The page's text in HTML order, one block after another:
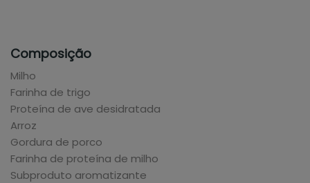
Composição
Milho
Farinha de trigo
Proteína de ave desidratada
Arroz
Gordura de porco
Farinha de proteína de milho
Subproduto aromatizante